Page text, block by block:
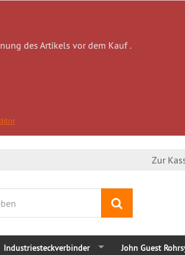
des Artikels vor dem Kauf .
Zur
Industriesteckverbinder John Guest